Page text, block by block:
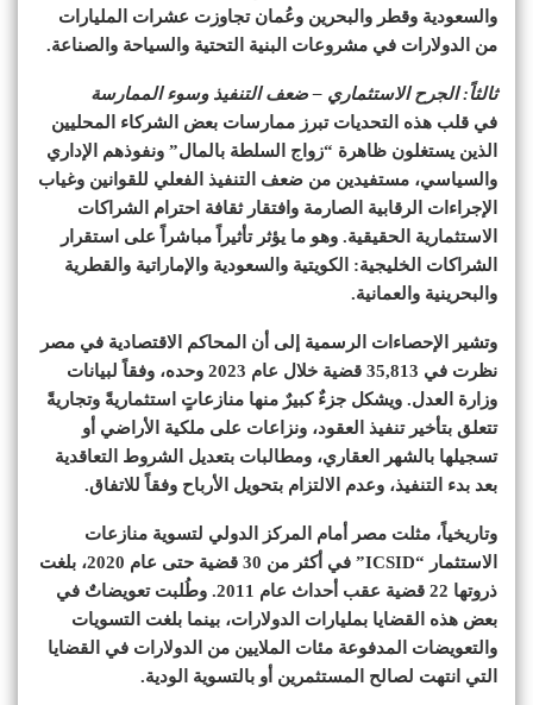
والسعودية وقطر والبحرين وعُمان تجاوزت عشرات المليارات
من الدولارات في مشروعات البنية التحتية والسياحة والصناعة.
ثالثاً: الجرح الاستثماري – ضعف التنفيذ وسوء الممارسة
في قلب هذه التحديات تبرز ممارسات بعض الشركاء المحليين
الذين يستغلون ظاهرة “زواج السلطة بالمال” ونفوذهم الإداري
والسياسي، مستفيدين من ضعف التنفيذ الفعلي للقوانين وغياب
الإجراءات الرقابية الصارمة وافتقار ثقافة احترام الشراكات
الاستثمارية الحقيقية. وهو ما يؤثر تأثيراً مباشراً على استقرار
الشراكات الخليجية: الكويتية والسعودية والإماراتية والقطرية
والبحرينية والعمانية.
وتشير الإحصاءات الرسمية إلى أن المحاكم الاقتصادية في مصر
نظرت في 35,813 قضية خلال عام 2023 وحده، وفقاً لبيانات
وزارة العدل. ويشكل جزءٌ كبيرٌ منها منازعاتٍ استثماريةً وتجاريةً
تتعلق بتأخير تنفيذ العقود، ونزاعات على ملكية الأراضي أو
تسجيلها بالشهر العقاري، ومطالبات بتعديل الشروط التعاقدية
بعد بدء التنفيذ، وعدم الالتزام بتحويل الأرباح وفقاً للاتفاق.
وتاريخياً، مثلت مصر أمام المركز الدولي لتسوية منازعات
الاستثمار “ICSID” في أكثر من 30 قضية حتى عام 2020، بلغت
ذروتها 22 قضية عقب أحداث عام 2011. وطُلبت تعويضاتٌ في
بعض هذه القضايا بمليارات الدولارات، بينما بلغت التسويات
والتعويضات المدفوعة مئات الملايين من الدولارات في القضايا
التي انتهت لصالح المستثمرين أو بالتسوية الودية.